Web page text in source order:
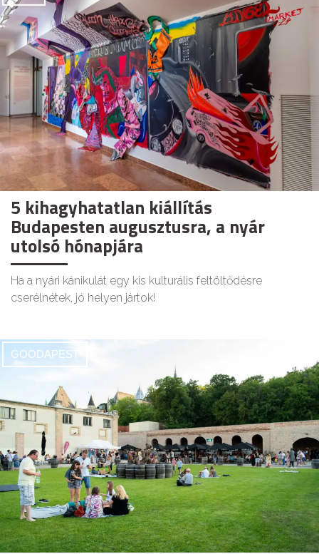
5 kihagyhatatlan kiállítás
Budapesten augusztusra, a nyár
utolsó hónapjára
Ha a nyári kánikulát egy kis kulturális feltöltődésre
cserélnétek, jó helyen jártok!
GOODAPEST